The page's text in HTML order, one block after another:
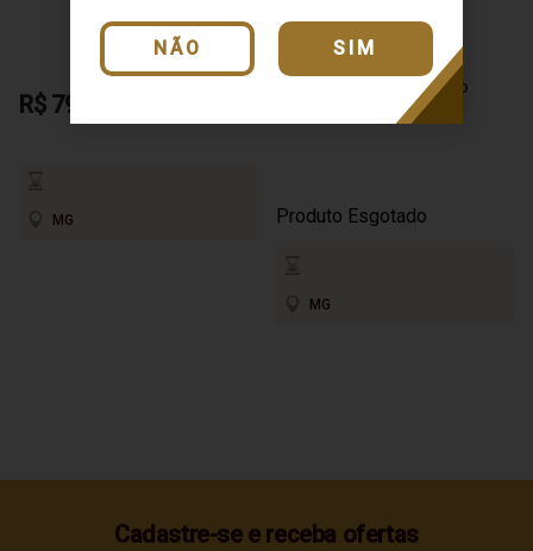
NÃO SIM
R$ 79,06
MG
Cachaça Pinissilina Ouro
Produto Esgotado
MG
Cadastre-se e receba ofertas